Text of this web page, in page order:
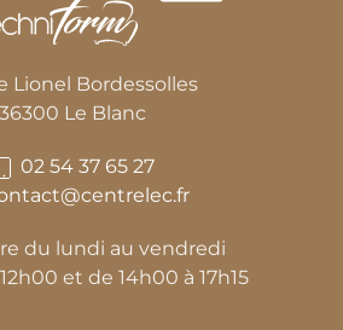
Lionel Bordessolles
36300 Le Blanc
02 54 37 65 27
du lundi au vendredi
et de 14h00 à 17h15